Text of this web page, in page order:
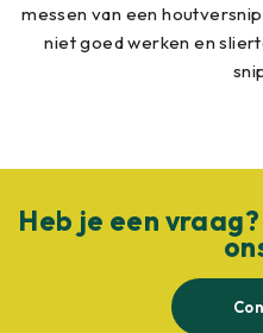
messen van een
niet goed werken en
Heb je een